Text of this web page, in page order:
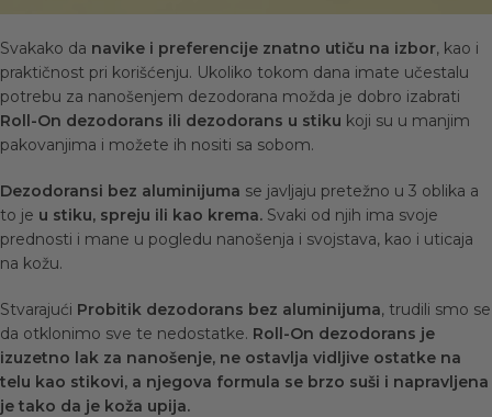
Svakako da navike i preferencije znatno utiču na izbor, kao i
praktičnost pri korišćenju. Ukoliko tokom dana imate učestalu
potrebu za nanošenjem dezodorana možda je dobro izabrati
Roll-On dezodorans ili dezodorans u stiku koji su u manjim
pakovanjima i možete ih nositi sa sobom.
Dezodoransi bez aluminijuma se javljaju pretežno u 3 oblika a
to je u stiku, spreju ili kao krema. Svaki od njih ima svoje
prednosti i mane u pogledu nanošenja i svojstava, kao i uticaja
na kožu.
Stvarajući Probitik dezodorans bez aluminijuma, trudili smo se
da otklonimo sve te nedostatke. Roll-On dezodorans je
izuzetno lak za nanošenje, ne ostavlja vidljive ostatke na
telu kao stikovi, a njegova formula se brzo suši i napravljena
je tako da je koža upija.